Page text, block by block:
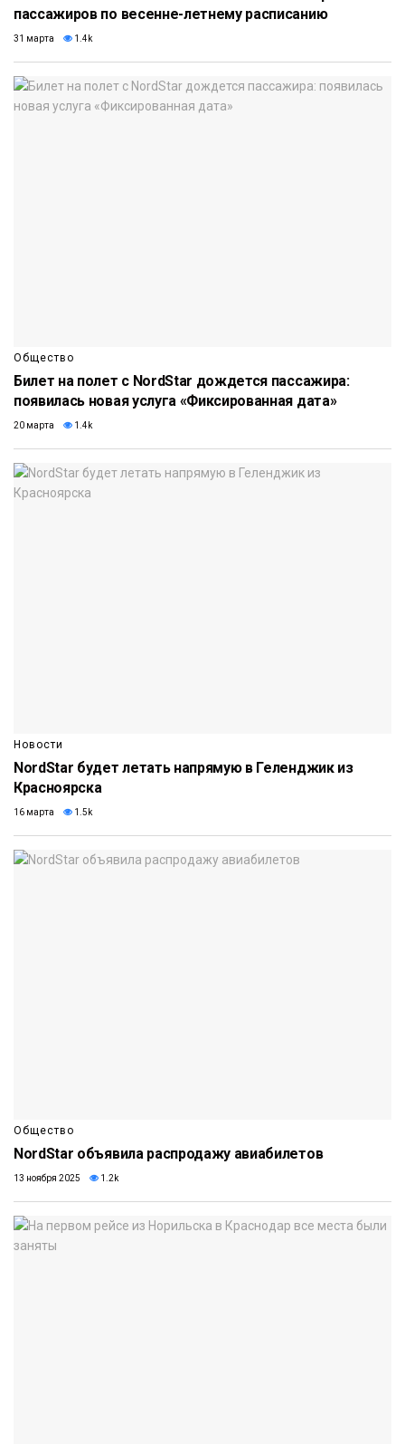
пассажиров по весенне-летнему расписанию
31 марта 1.4k
Общество
Билет на полет с NordStar дождется пассажира:
появилась новая услуга «Фиксированная дата»
20 марта 1.4k
Новости
NordStar будет летать напрямую в Геленджик из
Красноярска
16 марта 1.5k
Общество
NordStar объявила распродажу авиабилетов
13 ноября 2025 1.2k